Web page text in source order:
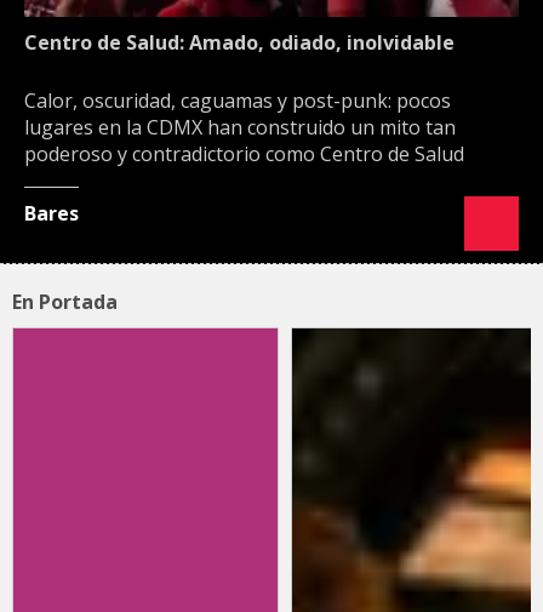
Centro de Salud: Amado, odiado, inolvidable
Calor, oscuridad, caguamas y post-punk: pocos
lugares en la CDMX han construido un mito tan
poderoso y contradictorio como Centro de Salud
Bares
En Portada